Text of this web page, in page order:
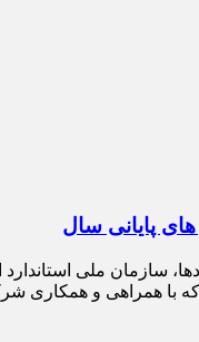
پایانی سال
سازمان ملی
با همراهی و همکاری